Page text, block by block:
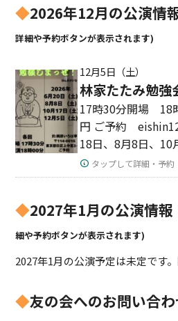
◆2026年12月の公演情
詳細や予約ボタンが表示されます)
12月5日（土）
林家たたみ勉強
17時30分開場 18
円 ご予約
18日、8月8日、10
タップして詳細・予約
◆2027年1月の公演情報
細や予約ボタンが表示されます)
2027年1月の公演予定は未定です。
◆友の会へのお問い合